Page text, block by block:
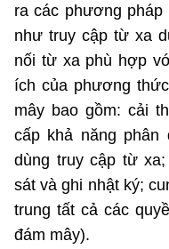
ra các phương
như truy cập từ xa
nối từ xa phù hợp
ích của phương
mây bao gồm: cải
cấp khả năng
dùng truy cập từ
sát và ghi nhật ký;
trung tất cả các
đám mây).